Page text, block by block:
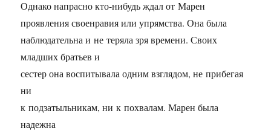
Однако напрасно кто-нибудь ждал от Марен
проявления своенравия или упрямства. Она была
наблюдательна и не теряла зря времени. Своих
младших братьев и
сестер она воспитывала одним взглядом, не прибегая
ни
к подзатыльникам, ни к похвалам. Марен была
надежна